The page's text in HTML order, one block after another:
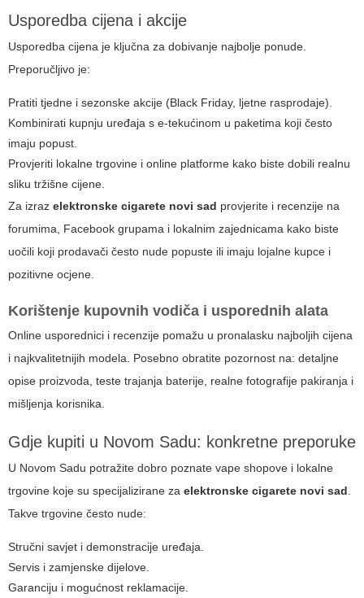
Usporedba cijena i akcije
Usporedba cijena je ključna za dobivanje najbolje ponude.
Preporučljivo je:
Pratiti tjedne i sezonske akcije (Black Friday, ljetne rasprodaje).
Kombinirati kupnju uređaja s e-tekućinom u paketima koji često
imaju popust.
Provjeriti lokalne trgovine i online platforme kako biste dobili realnu
sliku tržišne cijene.
Za izraz elektronske cigarete novi sad provjerite i recenzije na
forumima, Facebook grupama i lokalnim zajednicama kako biste
uočili koji prodavači često nude popuste ili imaju lojalne kupce i
pozitivne ocjene.
Korištenje kupovnih vodiča i usporednih alata
Online usporednici i recenzije pomažu u pronalasku najboljih cijena
i najkvalitetnijih modela. Posebno obratite pozornost na: detaljne
opise proizvoda, teste trajanja baterije, realne fotografije pakiranja i
mišljenja korisnika.
Gdje kupiti u Novom Sadu: konkretne preporuke
U Novom Sadu potražite dobro poznate vape shopove i lokalne
trgovine koje su specijalizirane za elektronske cigarete novi sad.
Takve trgovine često nude:
Stručni savjet i demonstracije uređaja.
Servis i zamjenske dijelove.
Garanciju i mogućnost reklamacije.